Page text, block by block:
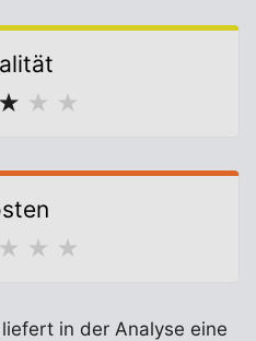
★ ★ ★
★ ★ ★
in der Analyse eine